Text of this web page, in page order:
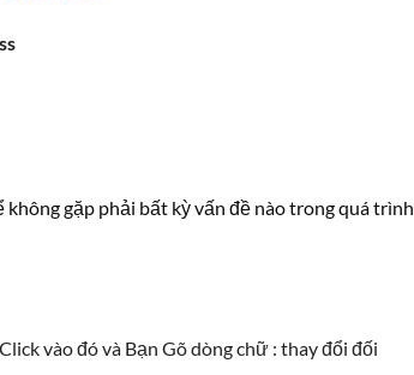
gặp phải bất kỳ vấn đề nào trong quá trình
vào đó và Bạn Gõ dòng chữ : thay đổi đối